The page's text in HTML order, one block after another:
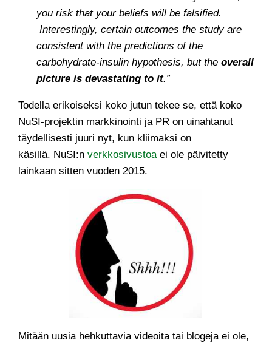
you risk that your beliefs will be falsified.
Interestingly, certain outcomes the study are
consistent with the predictions of the
carbohydrate-insulin hypothesis, but the overall
picture is devastating to it.”
Todella erikoiseksi koko jutun tekee se, että koko
NuSI-projektin markkinointi ja PR on uinahtanut
täydellisesti juuri nyt, kun kliimaksi on
käsillä. NuSI:n verkkosivustoaei ole päivitetty
lainkaan sitten vuoden 2015.
Mitään uusia hehkuttavia videoita tai blogeja ei ole,